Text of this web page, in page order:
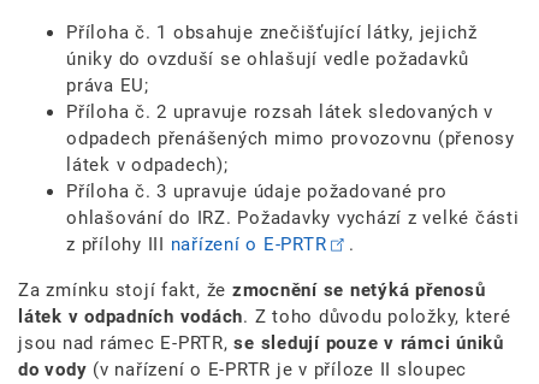
Příloha č. 1 obsahuje znečišťující látky, jejichž
úniky do ovzduší se ohlašují vedle požadavků
práva EU;
Příloha č. 2 upravuje rozsah látek sledovaných v
odpadech přenášených mimo provozovnu (přenosy
látek v odpadech);
Příloha č. 3 upravuje údaje požadované pro
ohlašování do IRZ. Požadavky vychází z velké části
z přílohy III nařízení o E-PRTR .
Za zmínku stojí fakt, že zmocnění se netýká přenosů
látek v odpadních vodách. Z toho důvodu položky, které
jsou nad rámec E-PRTR,se sledují pouze v rámci úniků
do vody (v nařízení o E-PRTR je v příloze II sloupec